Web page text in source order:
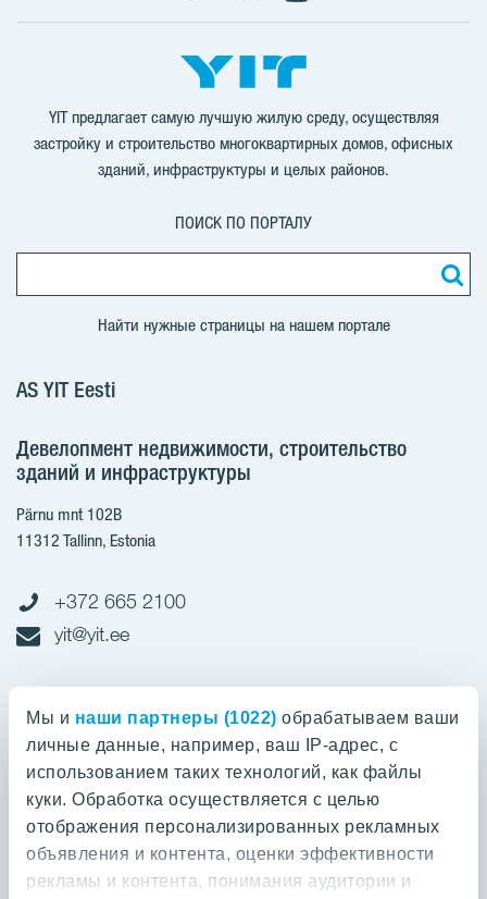
Мы и наши партнеры (1022) обрабатываем ваши
личные данные, например, ваш IP-адрес, с
использованием таких технологий, как файлы
куки. Обработка осуществляется с целью
отображения персонализированных рекламных
объявления и контента, оценки эффективности
рекламы и контента, понимания аудитории и
FacebookInstagram
YouTube
YIT предлагает самую лучшую жилую среду, осуществляя
застройку и строительство многоквартирных домов, офисных
зданий, инфраструктуры и целых районов.
ПОИСК ПО ПОРТАЛУ
Найти нужные страницы на нашем портале
AS YIT Eesti
Девелопмент недвижимости, строительство
зданий и инфраструктуры
Pärnu mnt 102B
11312 Tallinn, Estonia
+372 665 2100
yit@yit.ee
Cчет-фактура
Регистрационный номер: 10093801
pdfinvoices.yit.eesti@bscs.basware.com
О предприятии